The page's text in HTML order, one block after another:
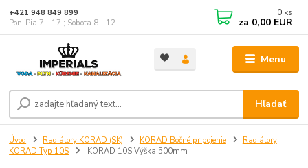
Menu
Hľadať
+421 948 849 899
Pon-Pia 7 - 17 ; Sobota 8 - 12
0 ks
za 0,00 EUR
Úvod Radiátory KORAD (SK) KORAD Bočné pripojenie
Radiátory
KORAD Typ 10S
KORAD 10S Výška 500mm